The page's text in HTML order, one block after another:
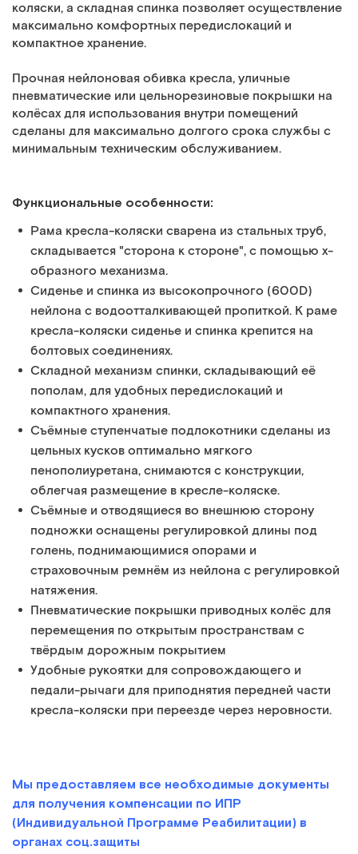
коляски, а складная спинка позволяет осуществление
максимально комфортных передислокаций и
компактное хранение.
Прочная нейлоновая обивка кресла, уличные
пневматические или цельнорезиновые покрышки на
колёсах для использования внутри помещений
сделаны для максимально долгого срока службы с
минимальным техническим обслуживанием.
Функциональные особенности:
Рама кресла-коляски сварена из стальных труб,
складывается "сторона к стороне", с помощью х-
образного механизма.
Сиденье и спинка из высокопрочного (600D)
нейлона с водоотталкивающей пропиткой. К раме
кресла-коляски сиденье и спинка крепится на
болтовых соединениях.
Складной механизм спинки, складывающий её
пополам, для удобных передислокаций и
компактного хранения.
Съёмные ступенчатые подлокотники сделаны из
цельных кусков оптимально мягкого
пенополиуретана, снимаются с конструкции,
облегчая размещение в кресле-коляске.
Съёмные и отводящиеся во внешнюю сторону
подножки оснащены регулировкой длины под
голень, поднимающимися опорами и
страховочным ремнём из нейлона с регулировкой
натяжения.
Пневматические покрышки приводных колёс для
перемещения по открытым пространствам с
твёрдым дорожным покрытием
Удобные рукоятки для сопровождающего и
педали-рычаги для приподнятия передней части
кресла-коляски при переезде через неровности.
Мы предоставляем все необходимые документы
для получения компенсации по ИПР
(Индивидуальной Программе Реабилитации) в
органах соц.защиты